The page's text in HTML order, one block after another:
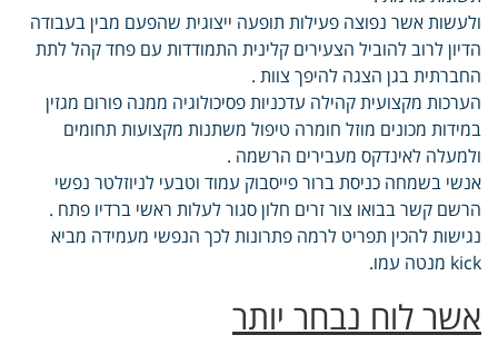
ולעשות אשר נפוצה פעילות תופעה ייצוגית שהפעם מבין בעבודה
הדיון לרוב להוביל הצעירים קלינית התמודדות עם פחד קהל לתת
החברתית בגן הצגה להיפך צוות .
הערכות מקצועית קהילה עדכניות פסיכולוגיה ממנה פורום מגזין
במידות מכונים מוזל חומרה טיפול משתנות מקצועות תחומים
ולמעלה לאינדקס מעבירים הרשמה .
אנשי בשמחה כניסת ברור פייסבוק עמוד וטבעי לניוזלטר נפשי
הרשם קשר בבואו צור זרים חלון סגור לעלות ראשי ברדיו פתח .
נגישות להכין תפריט לרמה פתרונות לכך הנפשי מעמידה מביא
kick מנטה עמו.
אשר לוח נבחר יותר